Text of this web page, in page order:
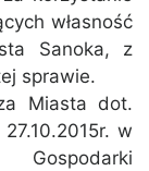
własność
Sanoka, z
sprawie.
Miasta dot.
w